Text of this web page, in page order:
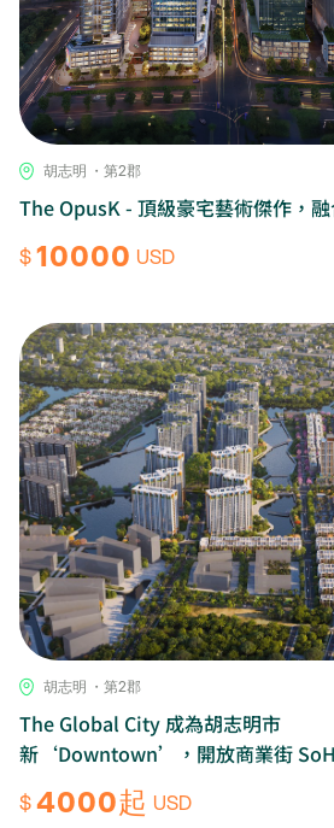
胡志明 ・第2郡
The OpusK - 頂級豪宅藝術傑作，
$10000 USD
胡志明 ・第2郡
The Global City 成為胡志明市
新‘Downtown’，開放商業街
$4000起 USD